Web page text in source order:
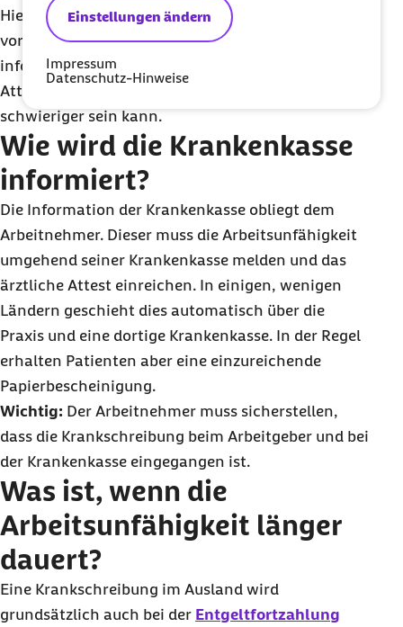
Einstellungen ändern
Impressum
Datenschutz-Hinweise
Hier sollten sich Arbeitgeber und Arbeitnehmer
vorab über die spezifischen Anforderungen
informieren, da die Anerkennung von ärztlichen
Attesten aus Drittstaaten unter Umständen
schwieriger sein kann.
Wie wird die Krankenkasse
informiert?
Die Information der Krankenkasse obliegt dem
Arbeitnehmer. Dieser muss die Arbeitsunfähigkeit
umgehend seiner Krankenkasse melden und das
ärztliche Attest einreichen. In einigen, wenigen
Ländern geschieht dies automatisch über die
Praxis und eine dortige Krankenkasse. In der Regel
erhalten Patienten aber eine einzureichende
Papierbescheinigung.
Wichtig: Der Arbeitnehmer muss sicherstellen,
dass die Krankschreibung beim Arbeitgeber und bei
der Krankenkasse eingegangen ist.
Was ist, wenn die
Arbeitsunfähigkeit länger
dauert?
Eine Krankschreibung im Ausland wird
grundsätzlich auch bei der Entgeltfortzahlung